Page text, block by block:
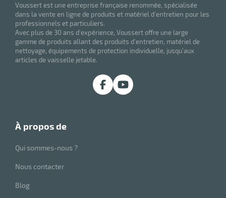
Voussert est une entreprise française renommée, spécialisée
dans la vente en ligne de produits et matériel d'entretien pour les
professionnels et particuliers.
Avec plus de 30 ans d'expérience, Voussert offre une large
gamme de produits allant des produits d'entretien, matériel de
nettoyage, équipements de protection individuelle, jusqu'aux
articles de vaisselle jetable.
à propos de
Qui sommes-nous ?
Nous contacter
Blog